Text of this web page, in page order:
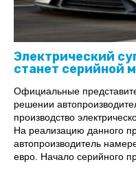
Электрический
станет серийной
Официальные
решении
производство
На реализацию данного
автопроизводитель
евро. Начало серийного